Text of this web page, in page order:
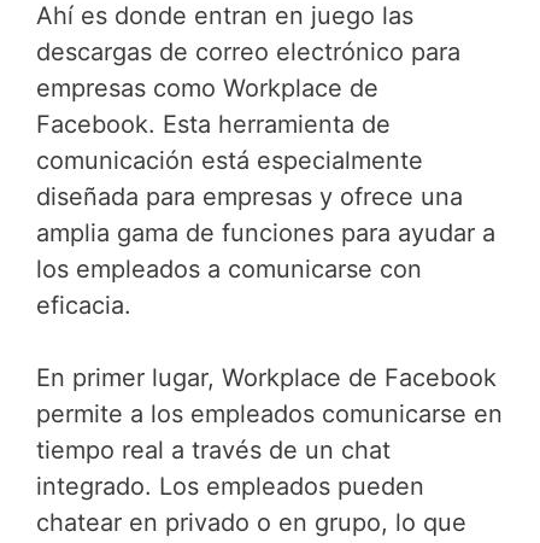
Ahí es donde entran en juego las
descargas de correo electrónico para
empresas como Workplace de
Facebook. Esta herramienta de
comunicación está especialmente
diseñada para empresas y ofrece una
amplia gama de funciones para ayudar a
los empleados a comunicarse con
eficacia.
En primer lugar, Workplace de Facebook
permite a los empleados comunicarse en
tiempo real a través de un chat
integrado. Los empleados pueden
chatear en privado o en grupo, lo que